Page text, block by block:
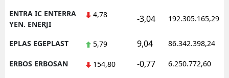
ENTRA IC ENTERRA
YEN. ENERJI
4,78 -3,04 192.305.165,29
EPLAS EGEPLAST 5,79 9,04 86.342.398,24
ERBOS ERBOSAN 154,80 -0,77 6.250.772,60